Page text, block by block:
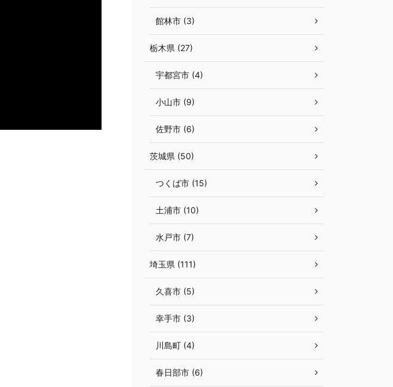
館林市 (3)
栃木県 (27)
宇都宮市 (4)
小山市 (9)
佐野市 (6)
茨城県 (50)
つくば市 (15)
土浦市 (10)
水戸市 (7)
埼玉県 (111)
久喜市 (5)
幸手市 (3)
川島町 (4)
春日部市 (6)